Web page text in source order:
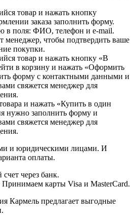
товар и нажать кнопку
заказа заполнить форму.
в поля: ФИО, телефон и e-mail.
менеджер, чтобы подтвердить ваше
покупки.
товар и нажать кнопку «В
в корзину и нажать «Оформить
форму с контактными данными и
свяжется менеджер для
и нажать «Купить в один
нужно заполнить форму и
свяжется менеджер для
и юридическими лицами. И
оплаты.
через банк.
Принимаем карты Visa и MasterCard.
Кармель предлагает выгодные